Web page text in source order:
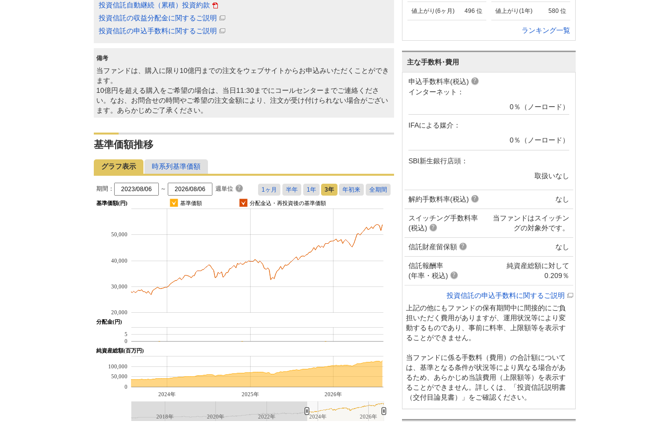
投資信託自動継続（累積）投資約款
投資信託の収益分配金に関するご説明
投資信託の申込手数料に関するご説明
備考
当ファンドは、購入に限り10億円までの注文をウェブサイトからお申込みいただくことができ
ます。
10億円を超える購入をご希望の場合は、当日11:30までにコールセンターまでご連絡くださ
い。なお、お問合せの時間やご希望の注文金額により、注文が受け付けられない場合がござい
ます。あらかじめご了承ください。
基準価額推移
グラフ表示 時系列基準価額
期間： ～ 週単位
基準価額(円) 基準価額 分配金込・再投資後の基準価額
20,000
30,000
40,000
50,000
分配金(円)
0
5
純資産総額(百万円)
2024年 2025年 2026年
0
50,000
100,000
2018年 2020年 2022年 2024年 2026年
496 位
値上がり(6ヶ月) 580 位
値上がり(1年)
ランキング一覧
主な手数料･費用
申込手数料率(税込)
インターネット：
0％（ノーロード）
IFAによる媒介：
0％（ノーロード）
SBI新生銀行店頭：
取扱いなし
解約手数料率(税込) なし
スイッチング手数料率
(税込)
当ファンドはスイッチン
グの対象外です。
信託財産留保額 なし
信託報酬率
(年率・税込)
純資産総額に対して
0.209％
投資信託の申込手数料に関するご説明
上記の他にもファンドの保有期間中に間接的にご負
担いただく費用がありますが、運用状況等により変
動するものであり、事前に料率、上限額等を表示す
ることができません。
当ファンドに係る手数料（費用）の合計額について
は、基準となる条件が状況等により異なる場合があ
るため、あらかじめ当該費用（上限額等）を表示す
ることができません。詳しくは、「投資信託説明書
（交付目論見書）」をご確認ください。